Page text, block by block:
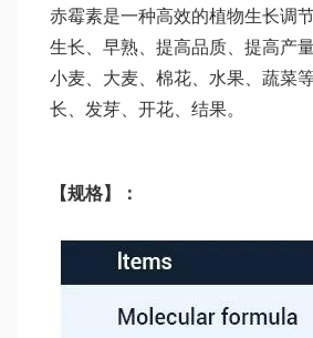
赤霉素是一种高效的植物生长调
生长、早熟、提高品质、提高产
小麦、大麦、棉花、水果、蔬菜
长、发芽、开花、结果。
【规格】：